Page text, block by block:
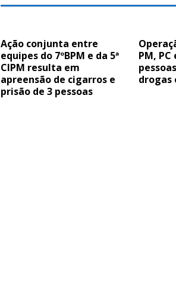
Ação conjunta entre
equipes do 7ºBPM e da 5ª
CIPM resulta em
apreensão de cigarros e
prisão de 3 pessoas
PM,
drogas